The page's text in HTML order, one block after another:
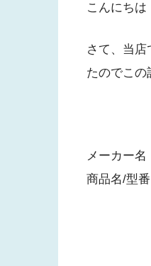
こんにちは
さて、当店
たのでこの
メーカー名
商品名/型